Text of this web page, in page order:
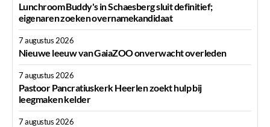
Lunchroom Buddy's in Schaesberg sluit definitief;
eigenaren zoeken overnamekandidaat
7 augustus 2026
Nieuwe leeuw van GaiaZOO onverwacht overleden
7 augustus 2026
Pastoor Pancratiuskerk Heerlen zoekt hulp bij
leegmaken kelder
7 augustus 2026